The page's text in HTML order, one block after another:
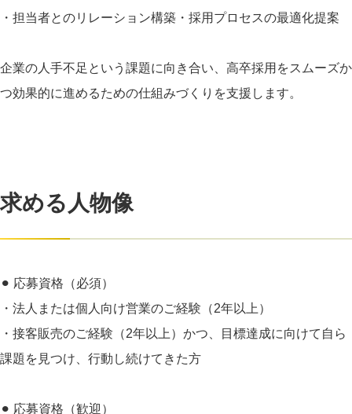
・担当者とのリレーション構築・採用プロセスの最適化提案
企業の人手不足という課題に向き合い、高卒採用をスムーズか
つ効果的に進めるための仕組みづくりを支援します。
求める人物像
⚫︎ 応募資格（必須）
・法人または個人向け営業のご経験（2年以上）
・接客販売のご経験（2年以上）かつ、目標達成に向けて自ら
課題を見つけ、行動し続けてきた方
⚫︎ 応募資格（歓迎）